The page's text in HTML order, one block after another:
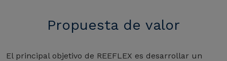
Propuesta de valor
El principal objetivo de REEFLEX es desarrollar un